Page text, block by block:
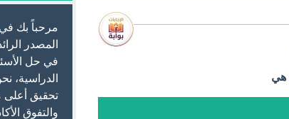
هي
مرحباً بك في
المصدر
في حل
الدراسية،
تحقيق أعلى
والتفوق